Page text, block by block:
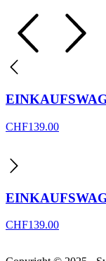
CHF139.00
CHF139.00